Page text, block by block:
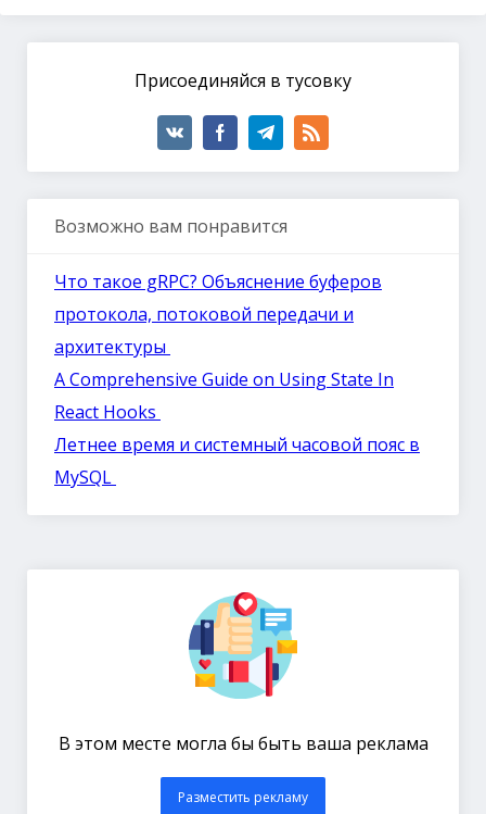
Присоединяйся в тусовку
Возможно вам понравится
Что такое gRPC? Объяснение буферов
протокола, потоковой передачи и
архитектуры
A Comprehensive Guide on Using State In
React Hooks
Летнее время и системный часовой пояс в
MySQL
В этом месте могла бы быть ваша реклама
Разместить рекламу